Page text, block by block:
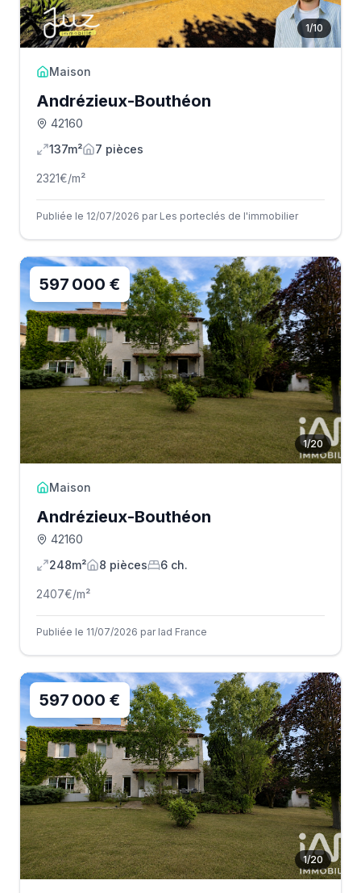
1/10
Maison
Andrézieux-Bouthéon
42160
137m²
7 pièces
2321€/m²
Publiée le 12/07/2026 par Les porteclés de l'immobilier
1/20
597 000 €
Maison
Andrézieux-Bouthéon
42160
248m²
8 pièces 6 ch.
2407€/m²
Publiée le 11/07/2026 par Iad France
1/20
597 000 €